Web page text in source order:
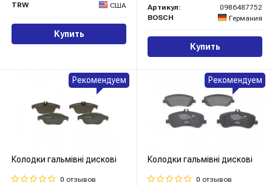
TRW
США
Купить
Артикул:
0986487752
BOSCH
Германия
Купить
Колодки гальмівні дискові
0 отзывов
Рекомендуем
Колодки гальмівні дискові
0 отзывов
Рекомендуем